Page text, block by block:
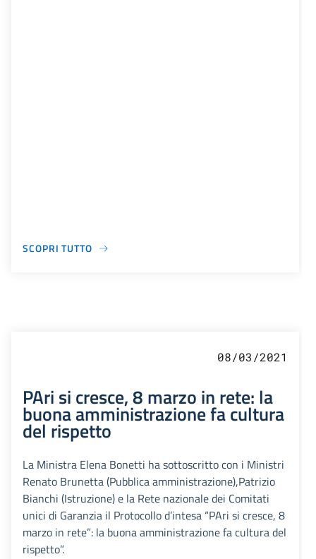
SCOPRI TUTTO
08/03/2021
PAri si cresce, 8 marzo in rete: la
buona amministrazione fa cultura
del rispetto
La Ministra Elena Bonetti ha sottoscritto con i Ministri
Renato Brunetta (Pubblica amministrazione),Patrizio
Bianchi (Istruzione) e la Rete nazionale dei Comitati
unici di Garanzia il Protocollo d’intesa “PAri si cresce, 8
marzo in rete”: la buona amministrazione fa cultura del
rispetto”.